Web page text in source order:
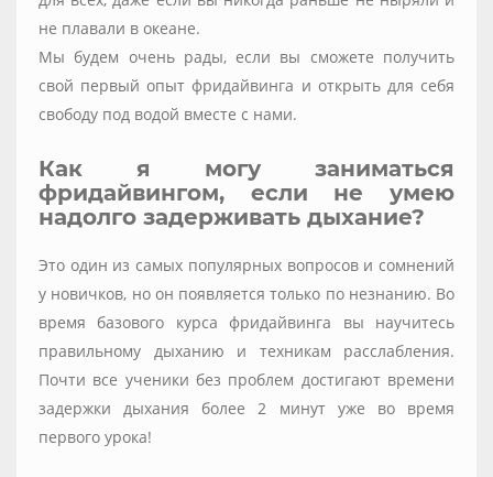
не плавали в океане.
Мы будем очень рады, если вы сможете получить
свой первый опыт фридайвинга и открыть для себя
свободу под водой вместе с нами.
Как я могу заниматься
фридайвингом, если не умею
надолго задерживать дыхание?
Это один из самых популярных вопросов и сомнений
у новичков, но он появляется только по незнанию. Во
время базового курса фридайвинга вы научитесь
правильному дыханию и техникам расслабления.
Почти все ученики без проблем достигают времени
задержки дыхания более 2 минут уже во время
первого урока!